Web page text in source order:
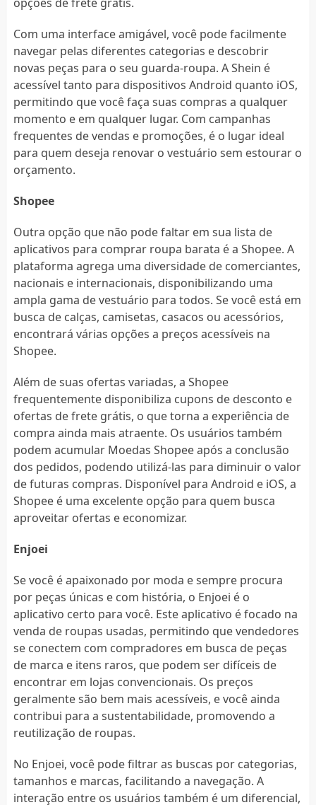
Com uma interface amigável, você pode facilmente
navegar pelas diferentes categorias e descobrir
novas peças para o seu guarda-roupa. A Shein é
acessível tanto para dispositivos Android quanto iOS,
permitindo que você faça suas compras a qualquer
momento e em qualquer lugar. Com campanhas
frequentes de vendas e promoções, é o lugar ideal
para quem deseja renovar o vestuário sem estourar o
orçamento.
Shopee
Outra opção que não pode faltar em sua lista de
aplicativos para comprar roupa barata é a Shopee. A
plataforma agrega uma diversidade de comerciantes,
nacionais e internacionais, disponibilizando uma
ampla gama de vestuário para todos. Se você está em
busca de calças, camisetas, casacos ou acessórios,
encontrará várias opções a preços acessíveis na
Shopee.
Além de suas ofertas variadas, a Shopee
frequentemente disponibiliza cupons de desconto e
ofertas de frete grátis, o que torna a experiência de
compra ainda mais atraente. Os usuários também
podem acumular Moedas Shopee após a conclusão
dos pedidos, podendo utilizá-las para diminuir o valor
de futuras compras. Disponível para Android e iOS, a
Shopee é uma excelente opção para quem busca
aproveitar ofertas e economizar.
Enjoei
Se você é apaixonado por moda e sempre procura
por peças únicas e com história, o Enjoei é o
aplicativo certo para você. Este aplicativo é focado na
venda de roupas usadas, permitindo que vendedores
se conectem com compradores em busca de peças
de marca e itens raros, que podem ser difíceis de
encontrar em lojas convencionais. Os preços
geralmente são bem mais acessíveis, e você ainda
contribui para a sustentabilidade, promovendo a
reutilização de roupas.
No Enjoei, você pode filtrar as buscas por categorias,
tamanhos e marcas, facilitando a navegação. A
interação entre os usuários também é um diferencial,